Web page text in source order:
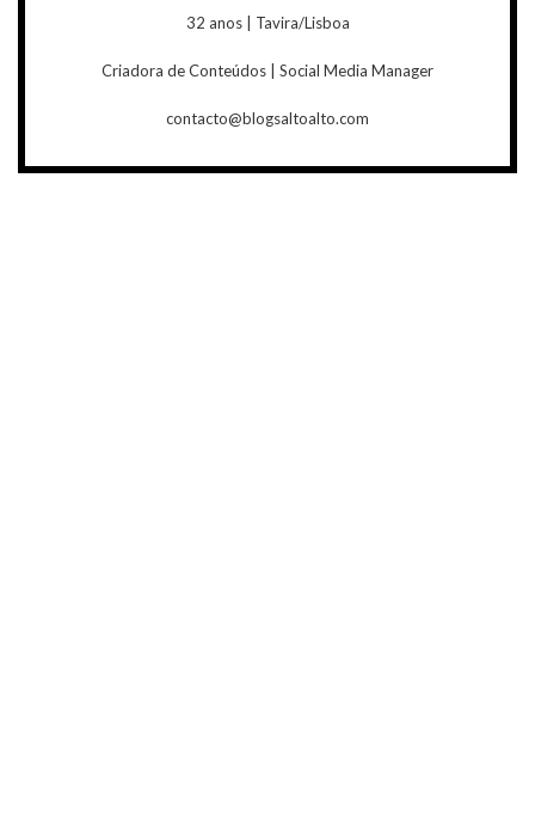
32 anos | Tavira/Lisboa
Criadora de Conteúdos | Social Media Manager
contacto@blogsaltoalto.com